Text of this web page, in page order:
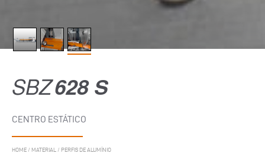
SBZ628 S
CENTRO ESTÁTICO
HOME / MATERIAL / PERFIS DE ALUMÍNIO